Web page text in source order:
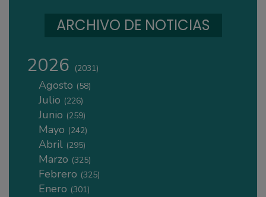
ARCHIVO DE NOTICIAS
2026 (2031)
Agosto (58)
Julio (226)
Junio (259)
Mayo (242)
Abril (295)
Marzo (325)
Febrero (325)
Enero (301)